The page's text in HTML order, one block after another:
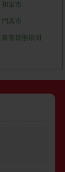
和泉市
門真市
泉南郡熊取町